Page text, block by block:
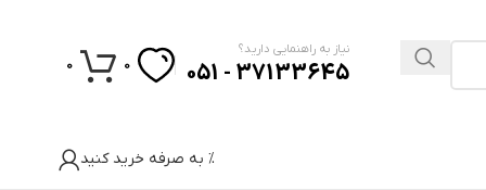
نیاز به راهنمایی دارید؟
37133645 - 051
0
0
% به صرفه خرید کنید